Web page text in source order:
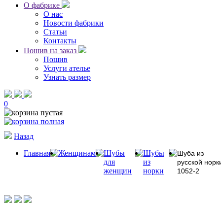
О фабрике
О нас
Новости фабрики
Статьи
Контакты
Пошив на заказ
Пошив
Услуги ателье
Узнать размер
0
Назад
Главная
Женщинам
Шубы
для
женщин
Шубы
из
норки
Шуба из
русской
1052-2